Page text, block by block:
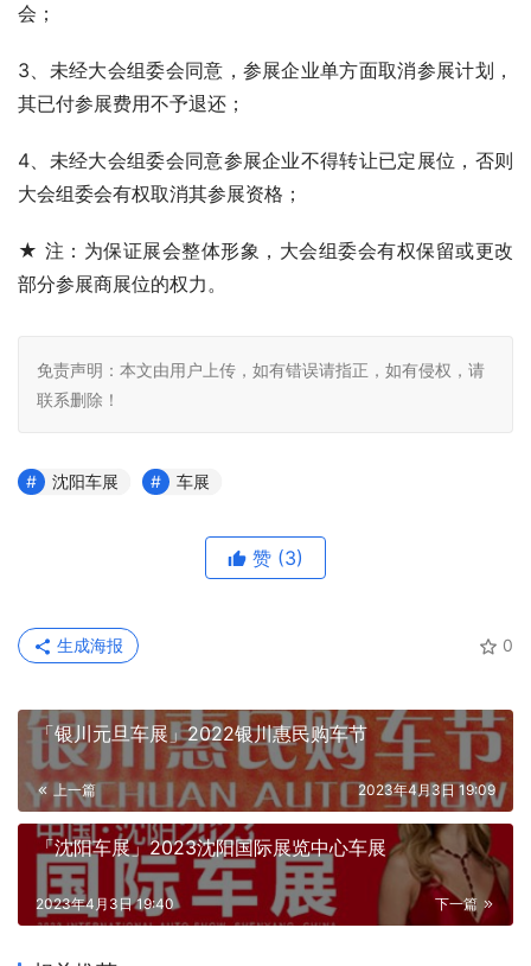
会；
3、未经大会组委会同意，参展企业单方面取消参展计划，
其已付参展费用不予退还；
4、未经大会组委会同意参展企业不得转让已定展位，否则
大会组委会有权取消其参展资格；
★ 注：为保证展会整体形象，大会组委会有权保留或更改
部分参展商展位的权力。
免责声明：本文由用户上传，如有错误请指正，如有侵权，请
联系删除！
沈阳车展 车展
赞 (3)
0
生成海报
「银川元旦车展」2022银川惠民购车节
上一篇 2023年4月3日 19:09
「沈阳车展」2023沈阳国际展览中心车展
下一篇
2023年4月3日 19:40